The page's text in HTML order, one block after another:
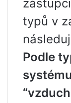
typů v
Podle